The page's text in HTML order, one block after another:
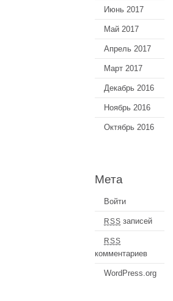
Июнь 2017
Май 2017
Апрель 2017
Март 2017
Декабрь 2016
Ноябрь 2016
Октябрь 2016
Мета
Войти
RSS записей
RSS
комментариев
WordPress.org